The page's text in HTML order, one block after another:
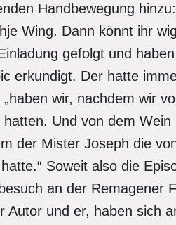
Handbewegung
Wing. Dann könnt ihr
gefolgt und
erkundigt. Der hatte
wir, nachdem wir
Und von dem Wein
der Mister Joseph die
Soweit also die
an der Remagener
und er, haben sich